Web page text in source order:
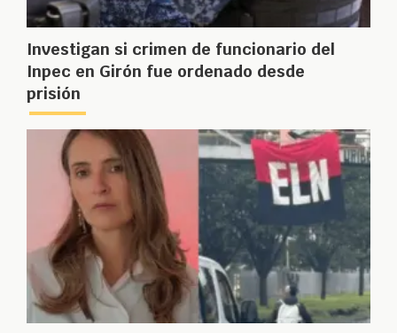
Investigan si crimen de funcionario del
Inpec en Girón fue ordenado desde
prisión